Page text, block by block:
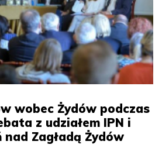
wobec Żydów podczas
z udziałem IPN i
Zagładą Żydów